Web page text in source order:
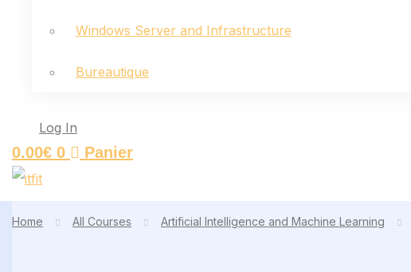
Windows Server and Infrastructure
Bureautique
Log In
0.00€ 0 Panier
Home All Courses Artificial Intelligence and Machine Learning